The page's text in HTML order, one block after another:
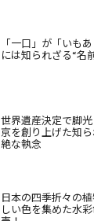
「一口」が「いも
には知られざる“名
世界遺産決定で脚
京を創り上げた知
絶な執念
日本の四季折々の
しい色を集めた水